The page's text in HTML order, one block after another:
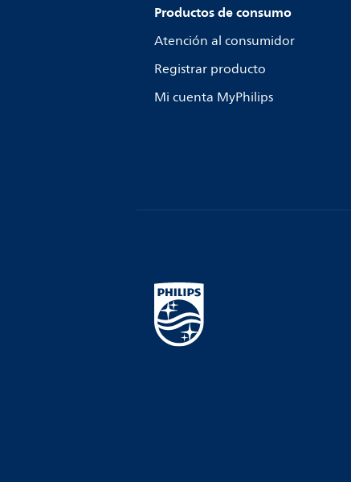
Productos de consumo
Atención al consumidor
Registrar producto
Mi cuenta MyPhilips